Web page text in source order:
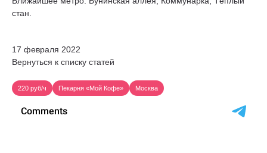
стан.
17 февраля 2022
Вернуться к списку статей
220 руб/ч Пекарня «Мой Кофе» Москва